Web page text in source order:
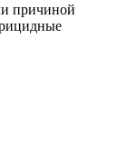
причиной